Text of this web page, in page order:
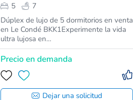
5
7
Dúplex de lujo de 5 dormitorios en venta
en Le Condé BKK1Experimente la vida
ultra lujosa en…
Precio en demanda
Dejar una solicitud